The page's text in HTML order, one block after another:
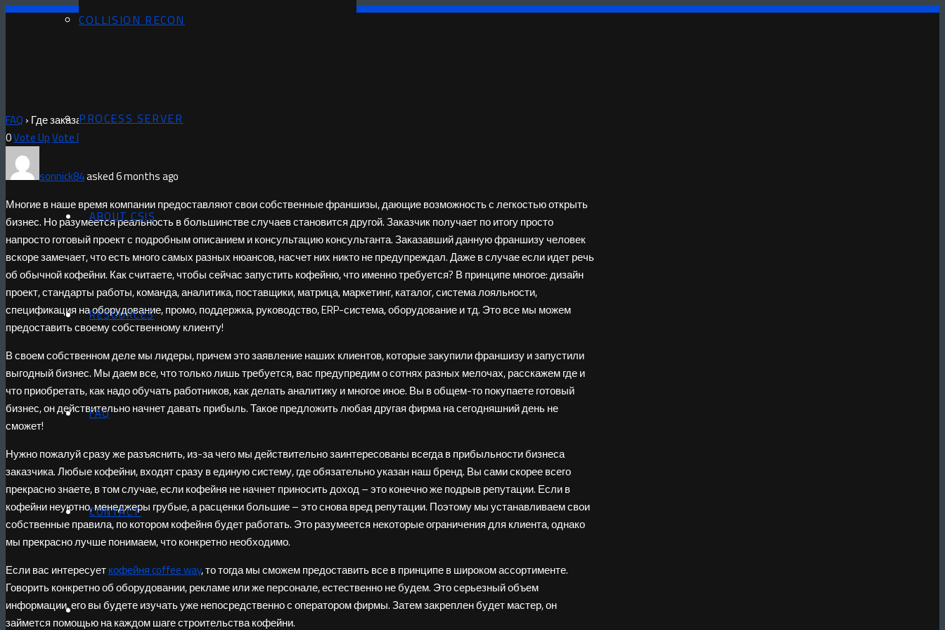
COLLISION RECON
PROCESS SERVER
ABOUT CSIS
RESOURCES
FAQ
CONTACT
FAQ › Где заказать будет лучше франшизу кофейни? Авторский обзор!
0Vote UpVote Down
sonnick84asked 6 months ago
Многие в наше время компании предоставляют свои собственные франшизы, дающие возможность с легкостью открыть
бизнес. Но разумеется реальность в большинстве случаев становится другой. Заказчик получает по итогу просто
напросто готовый проект с подробным описанием и консультацию консультанта. Заказавший данную франшизу человек
вскоре замечает, что есть много самых разных нюансов, насчет них никто не предупреждал. Даже в случае если идет речь
об обычной кофейни. Как считаете, чтобы сейчас запустить кофейню, что именно требуется? В принципе многое: дизайн
проект, стандарты работы, команда, аналитика, поставщики, матрица, маркетинг, каталог, система лояльности,
спецификация на оборудование, промо, поддержка, руководство, ERP-система, оборудование и тд. Это все мы можем
предоставить своему собственному клиенту!
В своем собственном деле мы лидеры, причем это заявление наших клиентов, которые закупили франшизу и запустили
выгодный бизнес. Мы даем все, что только лишь требуется, вас предупредим о сотнях разных мелочах, расскажем где и
что приобретать, как надо обучать работников, как делать аналитику и многое иное. Вы в общем-то покупаете готовый
бизнес, он действительно начнет давать прибыль. Такое предложить любая другая фирма на сегодняшний день не
сможет!
Нужно пожалуй сразу же разъяснить, из-за чего мы действительно заинтересованы всегда в прибыльности бизнеса
заказчика. Любые кофейни, входят сразу в единую систему, где обязательно указан наш бренд. Вы сами скорее всего
прекрасно знаете, в том случае, если кофейня не начнет приносить доход – это конечно же подрыв репутации. Если в
кофейни неуютно, менеджеры грубые, а расценки большие – это снова вред репутации. Поэтому мы устанавливаем свои
собственные правила, по котором кофейня будет работать. Это разумеется некоторые ограничения для клиента, однако
мы прекрасно лучше понимаем, что конкретно необходимо.
Если вас интересуеткофейня coffee way, то тогда мы сможем предоставить все в принципе в широком ассортименте.
Говорить конкретно об оборудовании, рекламе или же персонале, естественно не будем. Это серьезный объем
информации, его вы будете изучать уже непосредственно с оператором фирмы. Затем закреплен будет мастер, он
займется помощью на каждом шаге строительства кофейни.